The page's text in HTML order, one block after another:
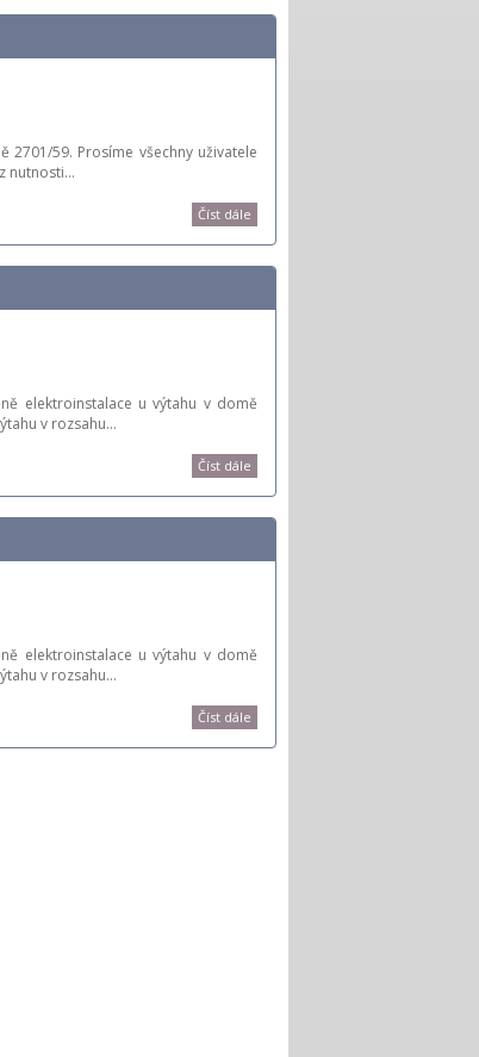
59. Prosíme všechny uživatele
nutnosti…
Číst dále
elektroinstalace u výtahu v domě
v rozsahu…
Číst dále
elektroinstalace u výtahu v domě
v rozsahu…
Číst dále